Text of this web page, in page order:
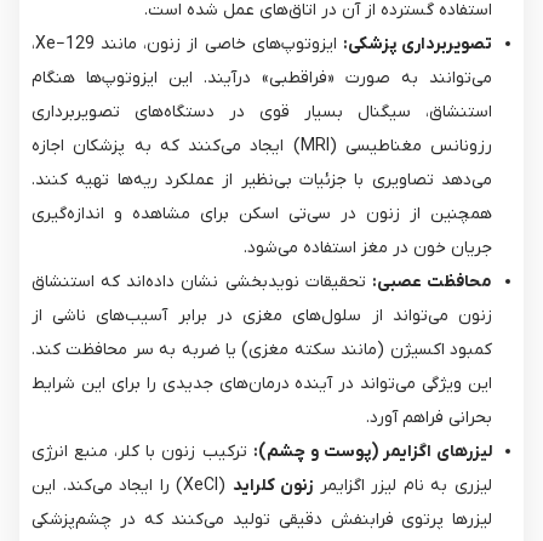
استفاده گسترده از آن در اتاق‌های عمل شده است.
تصویربرداری پزشکی:
ایزوتوپ‌های خاصی از زنون، مانند Xe−129،
می‌توانند به صورت «فراقطبی» درآیند. این ایزوتوپ‌ها هنگام
استنشاق، سیگنال بسیار قوی در دستگاه‌های تصویربرداری
رزونانس مغناطیسی (MRI) ایجاد می‌کنند که به پزشکان اجازه
می‌دهد تصاویری با جزئیات بی‌نظیر از عملکرد ریه‌ها تهیه کنند.
همچنین از زنون در سی‌تی اسکن برای مشاهده و اندازه‌گیری
جریان خون در مغز استفاده می‌شود.
محافظت عصبی: تحقیقات نویدبخشی نشان داده‌اند که استنشاق
زنون می‌تواند از سلول‌های مغزی در برابر آسیب‌های ناشی از
کمبود اکسیژن (مانند سکته مغزی) یا ضربه به سر محافظت کند.
این ویژگی می‌تواند در آینده درمان‌های جدیدی را برای این شرایط
بحرانی فراهم آورد.
لیزرهای اگزایمر (پوست و چشم): ترکیب زنون با کلر، منبع انرژی
لیزری به نام لیزر اگزایمر زنون کلراید
(XeCl) را ایجاد می‌کند. این
لیزرها پرتوی فرابنفش دقیقی تولید می‌کنند که در چشم‌پزشکی